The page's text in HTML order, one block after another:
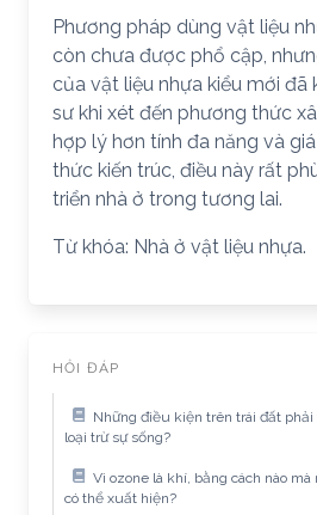
Phương pháp dùng vật liệu
còn chưa được phổ cập,
của vật liệu nhựa kiểu mới đã
sư khi xét đến phương thức
hợp lý hơn tính đa năng và
thức kiến trúc, điều này rất
triển nhà ở trong tương lai.
Từ khóa: Nhà ở vật liệu nhựa.
HỎI ĐÁP
Những điều kiện trên trái đất
loại trừ sự sống?
Vì ozone là khí, bằng cách nào mà
có thể xuất hiện?